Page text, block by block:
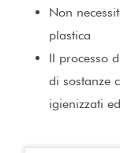
Non
plastica
Il processo
di sostanze
igienizzati